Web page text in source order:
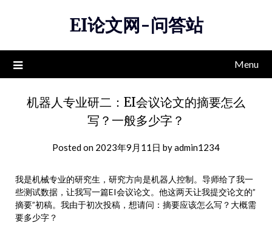
EI论文网-问答站
Menu
机器人专业研二：EI会议论文的摘要怎么
写？一般多少字？
Posted on 2023年9月11日 byadmin1234
我是机械专业的研究生，研究方向是机器人控制。导师给了我一
些测试数据，让我写一篇EI会议论文。他这两天让我提交论文的”
摘要”初稿。我由于初次投稿，想请问：摘要应该怎么写？大概需
要多少字？